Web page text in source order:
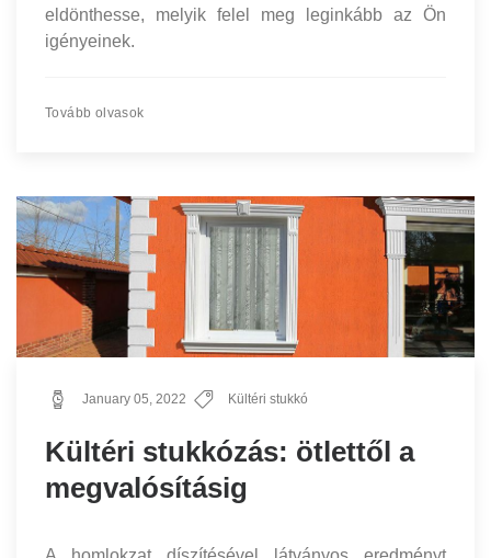
eldönthesse, melyik felel meg leginkább az Ön
igényeinek.
Tovább olvasok
January 05, 2022 Kültéri stukkó
Kültéri stukkózás: ötlettől a
megvalósításig